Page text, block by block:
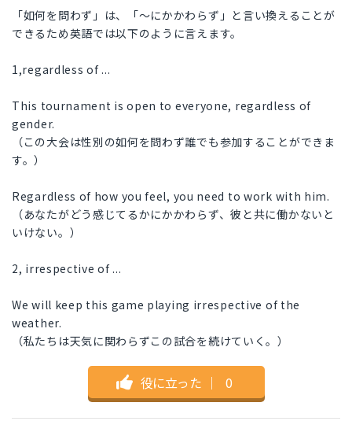
「如何を問わず」は、「〜にかかわらず」と言い換えることが
できるため英語では以下のように言えます。
1,regardless of ...
This tournament is open to everyone, regardless of
gender.
（この大会は性別の如何を問わず誰でも参加することができま
す。）
Regardless of how you feel, you need to work with him.
（あなたがどう感じてるかにかかわらず、彼と共に働かないと
いけない。）
2, irrespective of ...
We will keep this game playing irrespective of the
weather.
（私たちは天気に関わらずこの試合を続けていく。）
役に立った ｜ 0